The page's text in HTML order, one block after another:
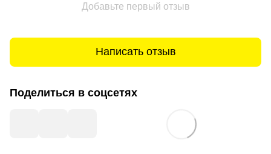
Добавьте первый отзыв
Написать отзыв
Поделиться в соцсетях